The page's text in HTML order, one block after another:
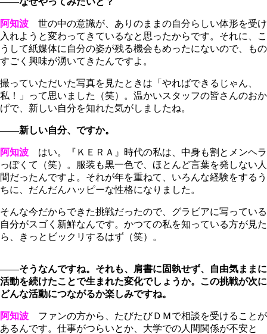
阿知波 世の中の意識が、ありのままの自分らしい体形を受け
入れようと変わってきているなと思ったからです。それに、こ
うして紙媒体に自分の姿が残る機会もめったにないので、もの
すごく興味が湧いてきたんですよ。
撮っていただいた写真を見たときは「やればできるじゃん、
私！」って思いました（笑）。温かいスタッフの皆さんのおか
げで、新しい自分を知れた気がしましたね。
――新しい自分、ですか。
阿知波 はい。『ＫＥＲＡ』時代の私は、中身も割とメンヘラ
っぽくて（笑）。服装も黒一色で、ほとんど言葉を発しない人
間だったんですよ。それが年を重ねて、いろんな経験をするう
ちに、だんだんハッピーな性格になりました。
そんな今だからできた挑戦だったので、グラビアに写っている
自分がスゴく新鮮なんです。かつての私を知っている方が見た
ら、きっとビックリするはず（笑）。
――そうなんですね。それも、肩書に固執せず、自由気ままに
活動を続けたことで生まれた変化でしょうか。この挑戦が次に
どんな活動につながるか楽しみですね。
阿知波 ファンの方から、たびたびＤＭで相談を受けることが
あるんです。仕事がつらいとか、大学での人間関係が不安と